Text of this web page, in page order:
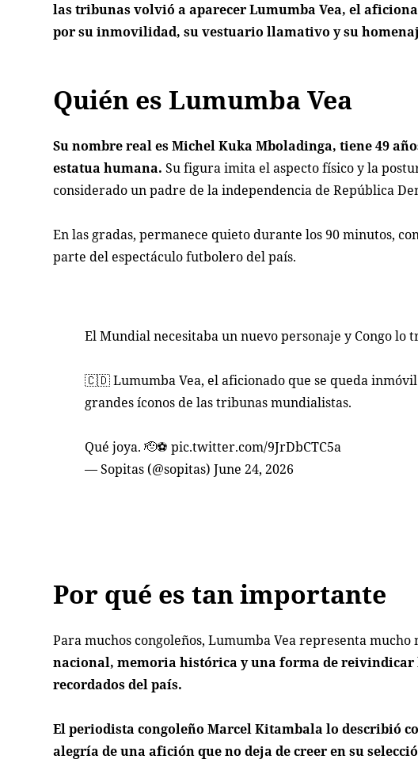
las tribunas volvió a aparecer Lumumba Vea, el
por su inmovilidad, su vestuario llamativo y su
Quién es Lumumba Vea
Su nombre real es Michel Kuka Mboladinga, tiene 49
estatua humana.Su figura imita el aspecto físico y la
considerado un padre de la independencia de República
En las gradas, permanece quieto durante los 90 minutos,
parte del espectáculo futbolero del país.
El Mundial necesitaba un nuevo personaje y Congo lo
🇨🇩 Lumumba Vea, el aficionado que se queda
grandes íconos de las tribunas mundialistas.
Qué joya. 🫡⚽️pic.twitter.com/9JrDbCTC5a
— Sopitas (@sopitas)June 24, 2026
Por qué es tan importante
Para muchos congoleños, Lumumba Vea representa
nacional, memoria histórica y una forma de
recordados del país.
El periodista congoleño Marcel Kitambala lo describió
alegría de una afición que no deja de creer en su